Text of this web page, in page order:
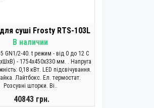
суші Frosty RTS-103L
В наличии
5 GN1/2-40. t режим - від 0 до 12 C
- 1754х450х330 мм. . Напруга
0,18 кВт. LED підсвічування.
Лайтбокс. Ел. термостат.
Розсувні шторки. Ві..
40843 грн.